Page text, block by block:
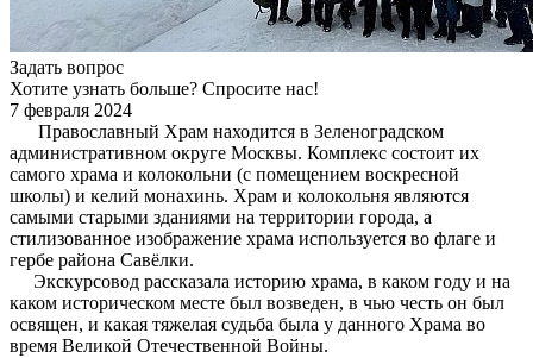
Задать вопрос
Хотите узнать больше? Спросите нас!
7 февраля 2024
Православный Храм находится в Зеленоградском
административном округе Москвы. Комплекс состоит их
самого храма и колокольни (с помещением воскресной
школы) и келий монахинь. Храм и колокольня являются
самыми старыми зданиями на территории города, а
стилизованное изображение храма используется во флаге и
гербе района Савёлки.
Экскурсовод рассказала историю храма, в каком году и на
каком историческом месте был возведен, в чью честь он был
освящен, и какая тяжелая судьба была у данного Храма во
время Великой Отечественной Войны.